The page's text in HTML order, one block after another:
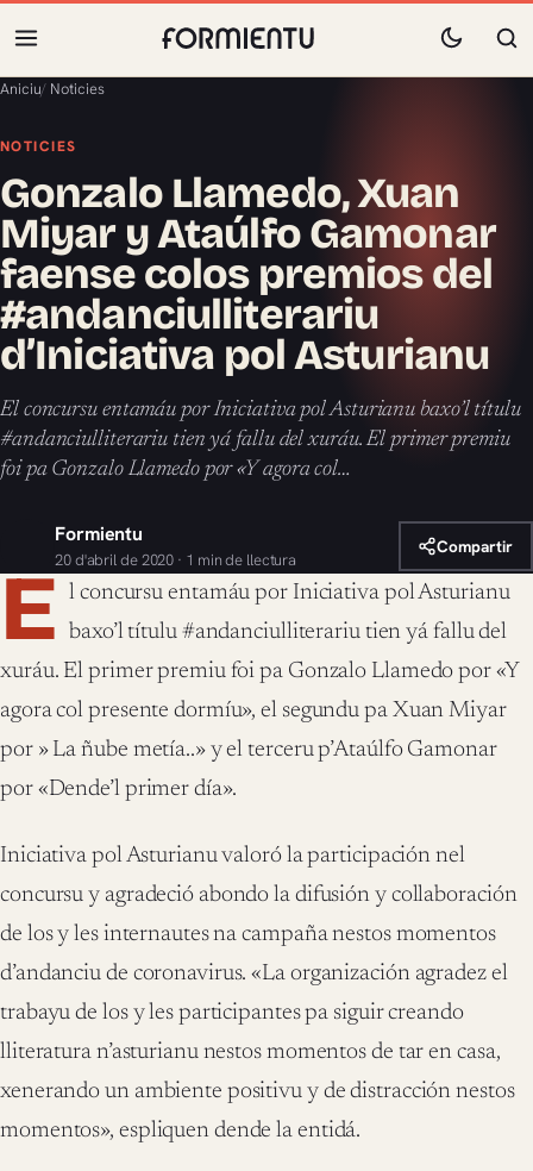
Aniciu/ Noticies
NOTICIES
Gonzalo Llamedo, Xuan
Miyar y Ataúlfo Gamonar
faense colos premios del
#andanciulliterariu
d’Iniciativa pol Asturianu
El concursu entamáu por Iniciativa pol Asturianu baxo’l títulu
#andanciulliterariu tien yá fallu del xuráu. El primer premiu
foi pa Gonzalo Llamedo por «Y agora col…
Formientu
20 d'abril de 2020 · 1 min de llectura
Compartir
E l concursu entamáu por Iniciativa pol Asturianu
baxo’l títulu #andanciulliterariu tien yá fallu del
xuráu. El primer premiu foi pa Gonzalo Llamedo por «Y
agora col presente dormíu», el segundu pa Xuan Miyar
por » La ñube metía..» y el terceru p’Ataúlfo Gamonar
por «Dende’l primer día».
Iniciativa pol Asturianu valoró la participación nel
concursu y agradeció abondo la difusión y collaboración
de los y les internautes na campaña nestos momentos
d’andanciu de coronavirus. «La organización agradez el
trabayu de los y les participantes pa siguir creando
lliteratura n’asturianu nestos momentos de tar en casa,
xenerando un ambiente positivu y de distracción nestos
momentos», espliquen dende la entidá.